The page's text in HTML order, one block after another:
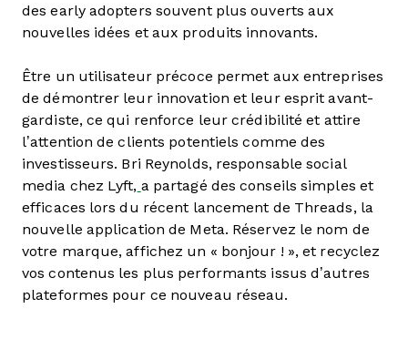
des early adopters souvent plus ouverts aux
nouvelles idées et aux produits innovants.
Être un utilisateur précoce permet aux entreprises
de démontrer leur innovation et leur esprit avant-
gardiste, ce qui renforce leur crédibilité et attire
l’attention de clients potentiels comme des
investisseurs. Bri Reynolds, responsable social
media chez Lyft, a partagé des conseils simples et
efficaces lors du récent lancement de Threads, la
nouvelle application de Meta. Réservez le nom de
votre marque, affichez un « bonjour ! », et recyclez
vos contenus les plus performants issus d’autres
plateformes pour ce nouveau réseau.